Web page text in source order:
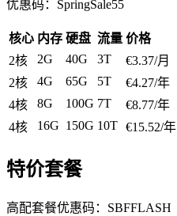
优惠码： SpringSale55
核心 内存 硬盘 流量 价格
2核
2G 40G 3T €3.37/月
2核
4G 65G 5T €4.27/年
4核
8G 100G 7T €8.77/年
4核
16G 150G 10T €15.52/年
特价套餐
高配套餐优惠码： SBFFLASH